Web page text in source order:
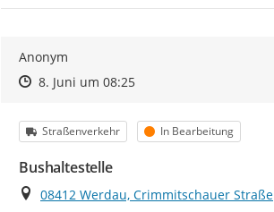
Anonym
Zeitpunkt des Erstellens
Zeitpunkt des Erstellens
8. Juni um 08:25Zur Äußerung
Kategorie
Straßenverkehr Status
In Bearbeitung
Bushaltestelle
Ort
08412 Werdau, Crimmitschauer Straße